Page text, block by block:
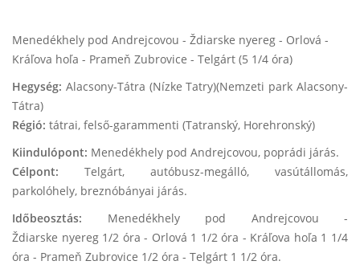
Menedékhely pod Andrejcovou - Ždiarske nyereg - Orlová -
Kráľova hoľa - Prameň Zubrovice - Telgárt (5 1/4 óra)
Hegység: Alacsony-Tátra (Nízke Tatry)(Nemzeti park Alacsony-
Tátra)
Régió: tátrai, felső-garammenti (Tatranský, Horehronský)
Kiindulópont: Menedékhely pod Andrejcovou, poprádi járás.
Célpont: Telgárt, autóbusz-megálló, vasútállomás,
parkolóhely, breznóbányai járás.
Időbeosztás: Menedékhely pod Andrejcovou -
Ždiarske nyereg 1/2 óra - Orlová 1 1/2 óra - Kráľova hoľa 1 1/4
óra - Prameň Zubrovice 1/2 óra - Telgárt 1 1/2 óra.